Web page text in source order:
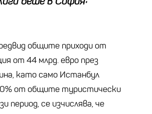
общите приходи от
от 44 млрд. евро през
като само Истанбул
от общите туристически
период, се изчислява, че